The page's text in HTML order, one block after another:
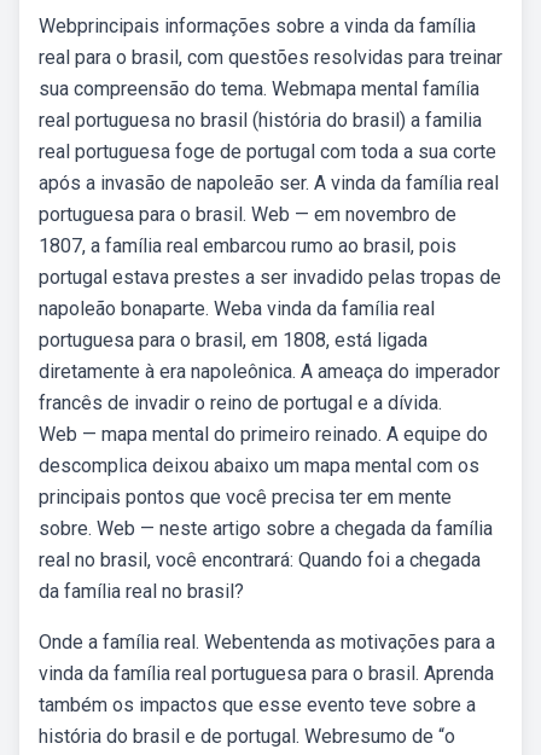
Webprincipais informações sobre a vinda da família
real para o brasil, com questões resolvidas para treinar
sua compreensão do tema. Webmapa mental família
real portuguesa no brasil (história do brasil) a familia
real portuguesa foge de portugal com toda a sua corte
após a invasão de napoleão ser. A vinda da família real
portuguesa para o brasil. Web — em novembro de
1807, a família real embarcou rumo ao brasil, pois
portugal estava prestes a ser invadido pelas tropas de
napoleão bonaparte. Weba vinda da família real
portuguesa para o brasil, em 1808, está ligada
diretamente à era napoleônica. A ameaça do imperador
francês de invadir o reino de portugal e a dívida.
Web — mapa mental do primeiro reinado. A equipe do
descomplica deixou abaixo um mapa mental com os
principais pontos que você precisa ter em mente
sobre. Web — neste artigo sobre a chegada da família
real no brasil, você encontrará: Quando foi a chegada
da família real no brasil?
Onde a família real. Webentenda as motivações para a
vinda da família real portuguesa para o brasil. Aprenda
também os impactos que esse evento teve sobre a
história do brasil e de portugal. Webresumo de “o